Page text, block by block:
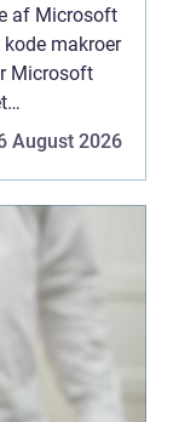
af Microsoft
makroer
Microsoft
kan
August 2026